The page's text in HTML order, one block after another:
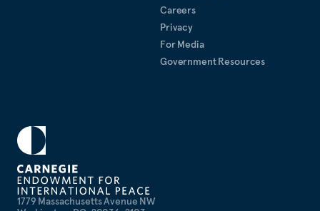
1779 Massachusetts Avenue NW
Careers
Privacy
For Media
Government Resources